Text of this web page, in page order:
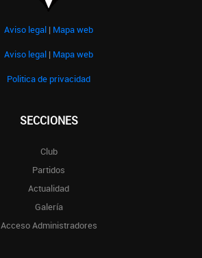
Aviso legal | Mapa web
Aviso legal | Mapa web
Politica de privacidad
SECCIONES
Club
Partidos
Actualidad
Galería
Acceso Administradores